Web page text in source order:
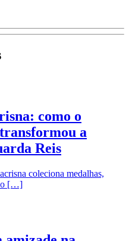
como o
a
Reis
coleciona medalhas,
[…]